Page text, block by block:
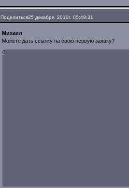
Поделиться25 декабря, 2010г. 05:49:31
Михаил
Можете дать ссылку на свою первую заявку?
0